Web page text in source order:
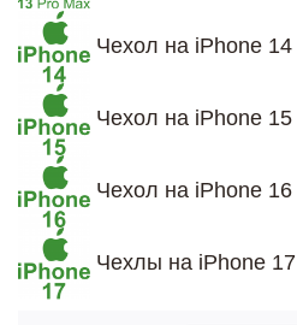
Чехол на iPhone 14
Чехол на iPhone 15
Чехол на iPhone 16
Чехлы на iPhone 17